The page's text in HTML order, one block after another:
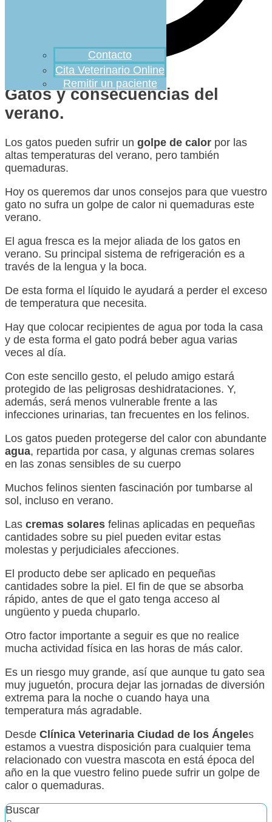
Contacto
Cita Veterinario Online
Remitir un paciente
Gatos y consecuencias del
verano.
Los gatos pueden sufrir un golpe de calor por las
altas temperaturas del verano, pero también
quemaduras.
Hoy os queremos dar unos consejos para que vuestro
gato no sufra un golpe de calor ni quemaduras este
verano.
El agua fresca es la mejor aliada de los gatos en
verano. Su principal sistema de refrigeración es a
través de la lengua y la boca.
De esta forma el líquido le ayudará a perder el exceso
de temperatura que necesita.
Hay que colocar recipientes de agua por toda la casa
y de esta forma el gato podrá beber agua varias
veces al día.
Con este sencillo gesto, el peludo amigo estará
protegido de las peligrosas deshidrataciones. Y,
además, será menos vulnerable frente a las
infecciones urinarias, tan frecuentes en los felinos.
Los gatos pueden protegerse del calor con abundante
agua, repartida por casa, y algunas cremas solares
en las zonas sensibles de su cuerpo
Muchos felinos sienten fascinación por tumbarse al
sol, incluso en verano.
Las cremas solares felinas aplicadas en pequeñas
cantidades sobre su piel pueden evitar estas
molestas y perjudiciales afecciones.
El producto debe ser aplicado en pequeñas
cantidades sobre la piel. El fin de que se absorba
rápido, antes de que el gato tenga acceso al
ungüento y pueda chuparlo.
Otro factor importante a seguir es que no realice
mucha actividad física en las horas de más calor.
Es un riesgo muy grande, así que aunque tu gato sea
muy juguetón, procura dejar las jornadas de diversión
extrema para la noche o cuando haya una
temperatura más agradable.
Desde Clínica Veterinaria Ciudad de los Ángeles
estamos a vuestra disposición para cualquier tema
relacionado con vuestra mascota en está época del
año en la que vuestro felino puede sufrir un golpe de
calor o quemaduras.
Buscar